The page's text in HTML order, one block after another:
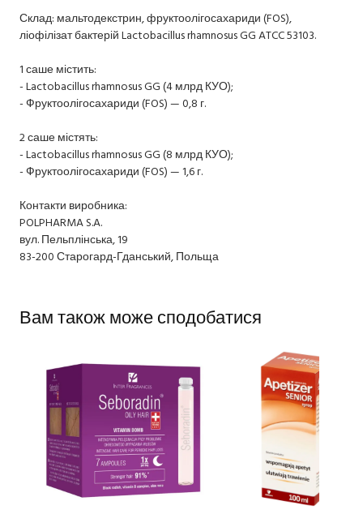
Склад: мальтодекстрин, фруктоолігосахариди (FOS),
ліофілізат бактерій Lactobacillus rhamnosus GG ATCC 53103.
1 саше містить:
- Lactobacillus rhamnosus GG (4 млрд КУО);
- Фруктоолігосахариди (FOS) — 0,8 г.
2 саше містять:
- Lactobacillus rhamnosus GG (8 млрд КУО);
- Фруктоолігосахариди (FOS) — 1,6 г.
Контакти виробника:
POLPHARMA S.A.
вул. Пельплінська, 19
83-200 Старогард-Гданський, Польща
Вам також може сподобатися